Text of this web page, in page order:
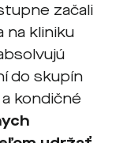
začali
na kliniku
do skupín
kondičné